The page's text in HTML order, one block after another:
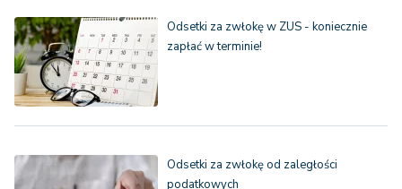
Odsetki za zwłokę w ZUS - koniecznie
zapłać w terminie!
Odsetki za zwłokę od zaległości
podatkowych